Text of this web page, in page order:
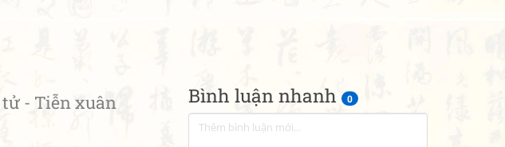
Bình luận nhanh 0
tử - Tiễn xuân